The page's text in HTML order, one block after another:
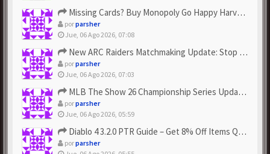
Missing Cards? Buy Monopoly Go Happy Harvest with Looney Tun...
porparsher
Jue, 06 Ago 2026, 07:08
New ARC Raiders Matchmaking Update: Stop Failed - Grab Bluep...
porparsher
Jue, 06 Ago 2026, 07:03
MLB The Show 26 Championship Series Update! Get Cheap & ...
porparsher
Jue, 06 Ago 2026, 05:59
Diablo 4 3.2.0 PTR Guide – Get 8% Off Items Quickly to Test ...
porparsher